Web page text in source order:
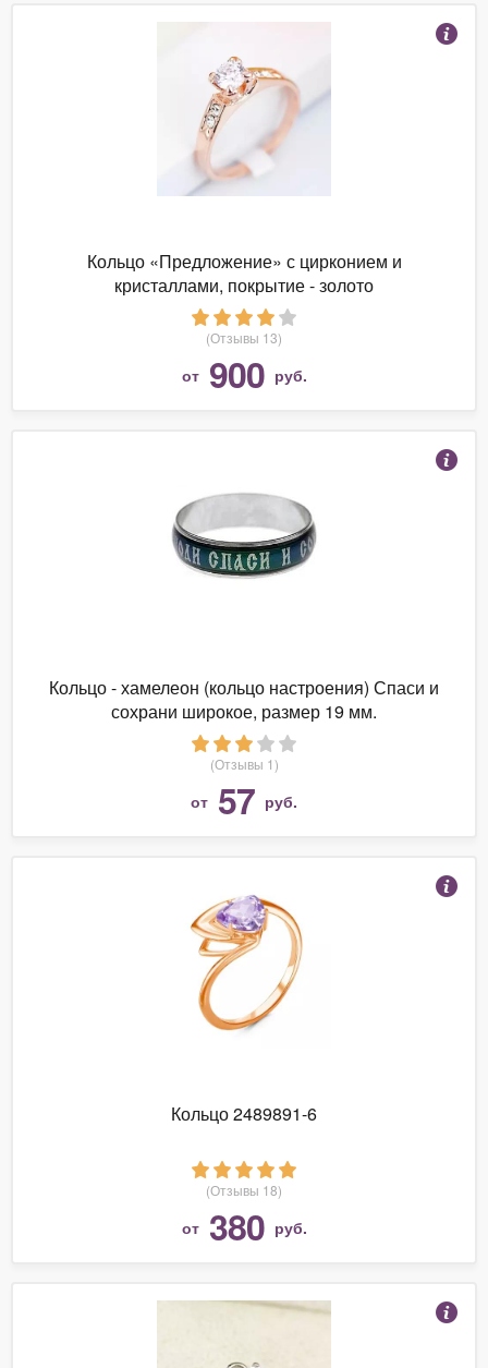
Кольцо «Предложение» с цирконием и
кристаллами, покрытие - золото
(Отзывы 13)
от 900 руб.
Кольцо - хамелеон (кольцо настроения) Спаси и
сохрани широкое, размер 19 мм.
(Отзывы 1)
от 57 руб.
Кольцо 2489891-6
(Отзывы 18)
от 380 руб.